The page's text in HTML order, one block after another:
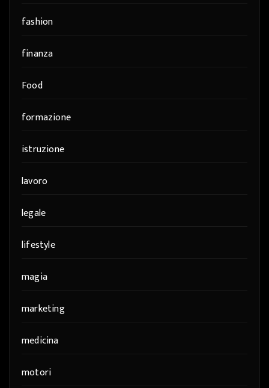
fashion
finanza
Food
formazione
istruzione
lavoro
legale
lifestyle
magia
marketing
medicina
motori